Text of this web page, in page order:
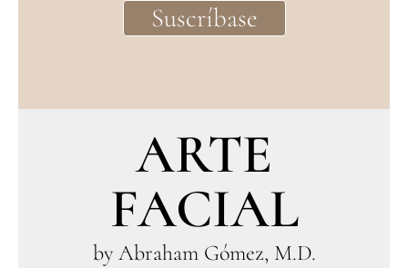
ARTE
FACIAL
by Abraham Gómez, M.D.